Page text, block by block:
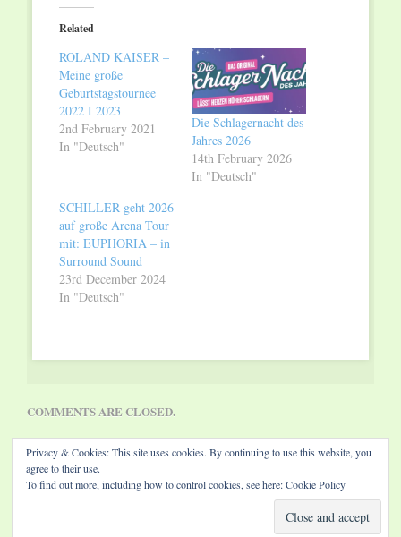
(Opens
in
new
Related
ROLAND KAISER –
Meine große
Geburtstagstournee
2022 I 2023
2nd February 2021
In "Deutsch"
Die Schlagernacht des
Jahres 2026
14th February 2026
In "Deutsch"
SCHILLER geht 2026
auf große Arena Tour
mit: EUPHORIA – in
Surround Sound
23rd December 2024
In "Deutsch"
COMMENTS ARE CLOSED.
Privacy & Cookies: This site uses cookies. By continuing to use this website, you
agree to their use.
To find out more, including how to control cookies, see here:Cookie Policy